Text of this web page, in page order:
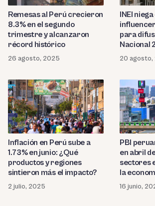
Remesas al Perú crecieron
8.3% en el segundo
trimestre y alcanzaron
récord histórico
26 agosto, 2025
INEI
para
Nacional
20 agosto,
Inflación en Perú sube a
1.73% en junio: ¿Qué
productos y regiones
sintieron más el impacto?
2 julio, 2025
PBI
en abril
sectores
la
16 junio,